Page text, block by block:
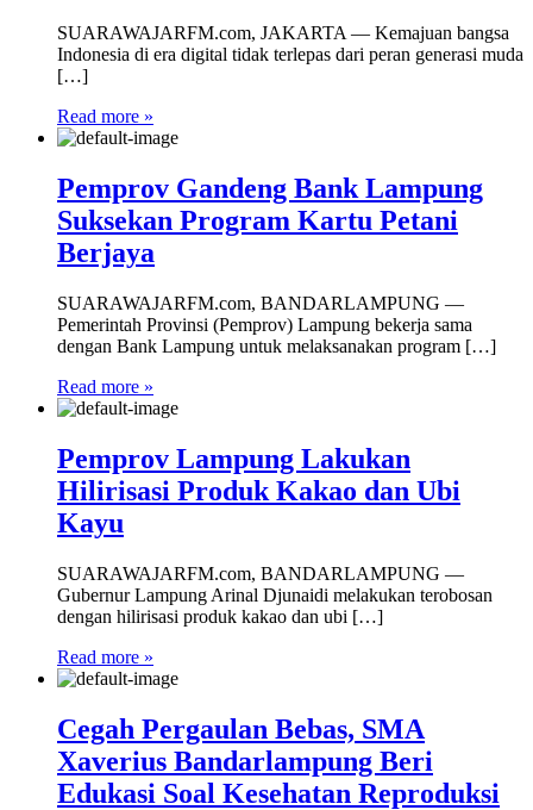
SUARAWAJARFM.com, JAKARTA — Kemajuan bangsa
Indonesia di era digital tidak terlepas dari peran generasi muda
[…]
Read more »
Pemprov Gandeng Bank Lampung
Suksekan Program Kartu Petani
Berjaya
SUARAWAJARFM.com, BANDARLAMPUNG —
Pemerintah Provinsi (Pemprov) Lampung bekerja sama
dengan Bank Lampung untuk melaksanakan program […]
Read more »
Pemprov Lampung Lakukan
Hilirisasi Produk Kakao dan Ubi
Kayu
SUARAWAJARFM.com, BANDARLAMPUNG —
Gubernur Lampung Arinal Djunaidi melakukan terobosan
dengan hilirisasi produk kakao dan ubi […]
Read more »
Cegah Pergaulan Bebas, SMA
Xaverius Bandarlampung Beri
Edukasi Soal Kesehatan Reproduksi